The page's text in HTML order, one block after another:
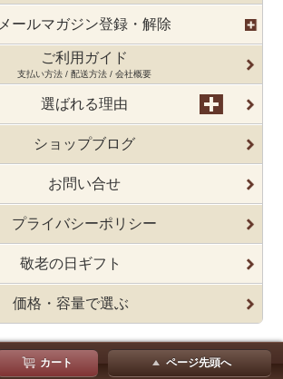
メールマガジン登録・解除
ご利用ガイド
支払い方法 / 配送方法 / 会社概要
選ばれる理由
ショップブログ
お問い合せ
プライバシーポリシー
敬老の日ギフト
価格・容量で選ぶ
カート ページ先頭へ